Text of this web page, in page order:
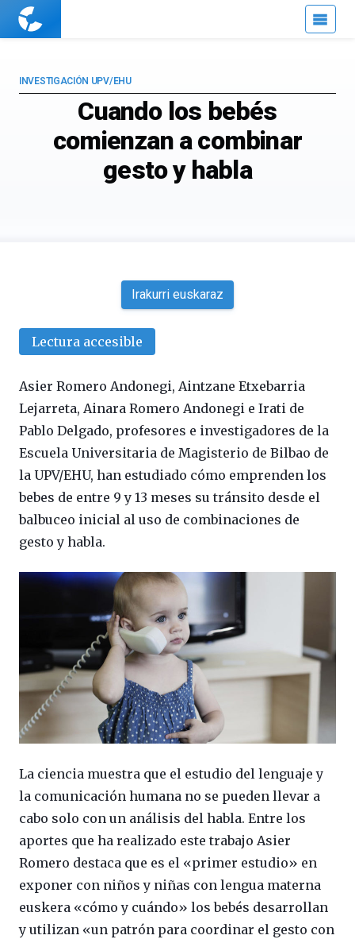
Cuaderno
Cuando los bebés
comienzan a combinar
gesto y habla
INVESTIGACIÓN UPV/EHU
Irakurri euskaraz
Lectura accesible
Asier Romero Andonegi, Aintzane Etxebarria
Lejarreta, Ainara Romero Andonegi e Irati de
Pablo Delgado, profesores e investigadores de la
Escuela Universitaria de Magisterio de Bilbao de
la UPV/EHU, han estudiado cómo emprenden los
bebes de entre 9 y 13 meses su tránsito desde el
balbuceo inicial al uso de combinaciones de
gesto y habla.
La ciencia muestra que el estudio del lenguaje y
la comunicación humana no se pueden llevar a
cabo solo con un análisis del habla. Entre los
aportes que ha realizado este trabajo Asier
Romero destaca que es el «primer estudio» en
exponer con niños y niñas con lengua materna
euskera «cómo y cuándo» los bebés desarrollan
y utilizan «un patrón para coordinar el gesto con